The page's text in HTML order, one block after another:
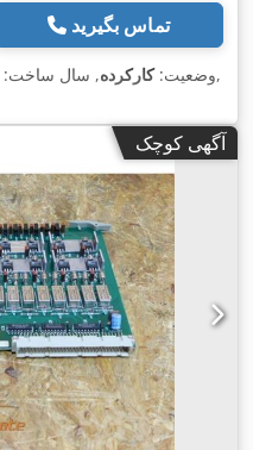
تماس بگیرید
وضعیت:کارکرده, سال ساخت: ,
آگهی کوچک